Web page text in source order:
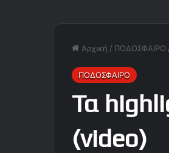
Αρχική / ΠΟΔΟΣΦΑΙΡΟ
ΠΟΔΟΣΦΑΙΡΟ
Τα
(video)